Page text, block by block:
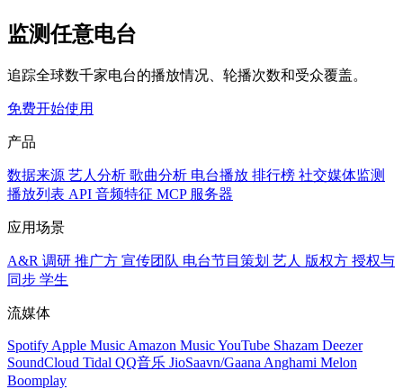
监测任意电台
追踪全球数千家电台的播放情况、轮播次数和受众覆盖。
免费开始使用
产品
数据来源 艺人分析 歌曲分析 电台播放 排行榜 社交媒体监测
播放列表 API 音频特征 MCP 服务器
应用场景
A&R 调研 推广方 宣传团队 电台节目策划 艺人 版权方 授权与
同步 学生
流媒体
Spotify Apple Music Amazon MusicYouTube Shazam Deezer
SoundCloud Tidal QQ音乐 JioSaavn/Gaana Anghami Melon
Boomplay